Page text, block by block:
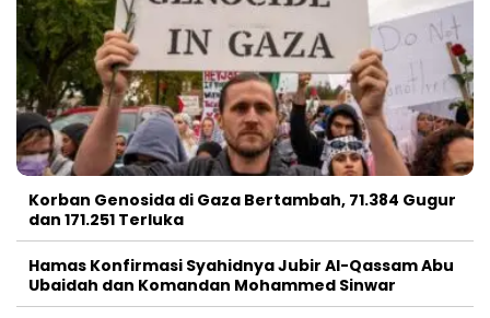
Korban Genosida di Gaza Bertambah, 71.384 Gugur
dan 171.251 Terluka
Hamas Konfirmasi Syahidnya Jubir Al-Qassam Abu
Ubaidah dan Komandan Mohammed Sinwar